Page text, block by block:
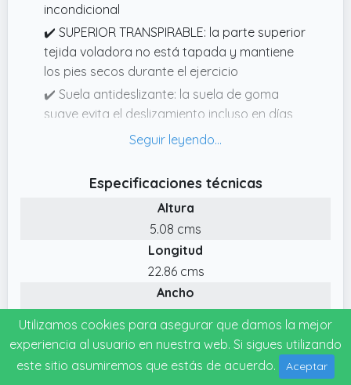
incondicional
✔️ SUPERIOR TRANSPIRABLE: la parte superior
tejida voladora no está tapada y mantiene
los pies secos durante el ejercicio
✔️ Suela antideslizante: la suela de goma
suave evita el deslizamiento incluso en días
Running para Hombre utilizan un método de
cierre especial, que es conveniente para
ponerse y quitarse, y no se caerá después
de un ejercicio vigoroso
✔️ FORRO CÓMODO El forro de malla
amigable con la piel no usa pies, lo que le
brinda una sensación cómoda
Especificaciones técnicas
Altura
5.08 cms
Longitud
22.86 cms
Ancho
5.08 cms
Fecha de lanzamiento
Utilizamos cookies para asegurar que damos la mejor
experiencia al usuario en nuestra web. Si sigues utilizando
este sitio asumiremos que estás de acuerdo.
Aceptar